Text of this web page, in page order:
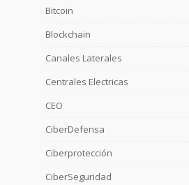
Bitcoin
Blockchain
Canales Laterales
Centrales Electricas
CEO
CiberDefensa
Ciberprotección
CiberSeguridad